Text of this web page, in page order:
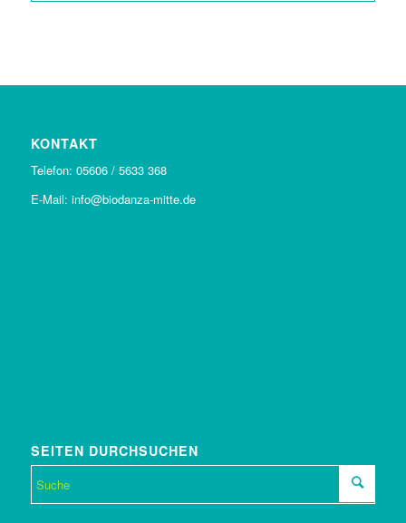
KONTAKT
Telefon: 05606 / 5633 368
E-Mail: info@biodanza-mitte.de
SEITEN DURCHSUCHEN